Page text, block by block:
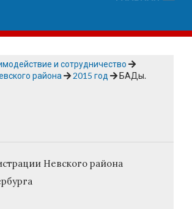
и сотрудничество
района
2015 год БАДы.
Невского района